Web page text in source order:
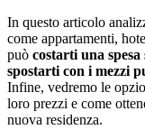
In questo articolo
come appartamenti,
può costarti una
spostarti con i mezzi
Infine, vedremo le
loro prezzi e come
nuova residenza.